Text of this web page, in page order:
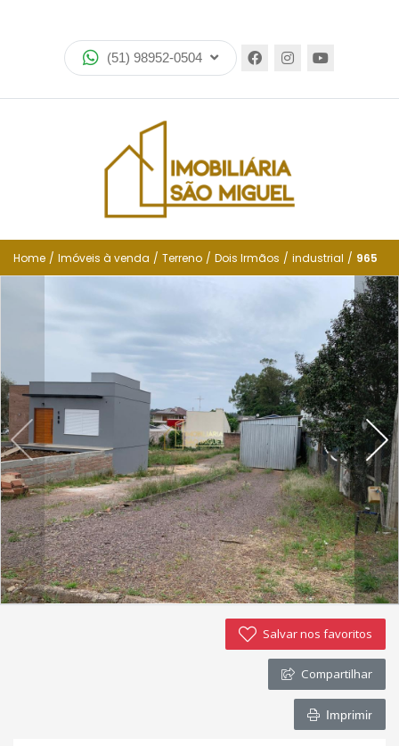
(51) 98952-0504
Imóveis
Encomende seu imóvel
Financiamento
Simulador de financiamento
Negocie seu imóvel
Imóveis favoritos
Contato
Home / Imóveis à venda / Terreno / Dois Irmãos / industrial / 965
Salvar nos favoritos
Compartilhar
Imprimir